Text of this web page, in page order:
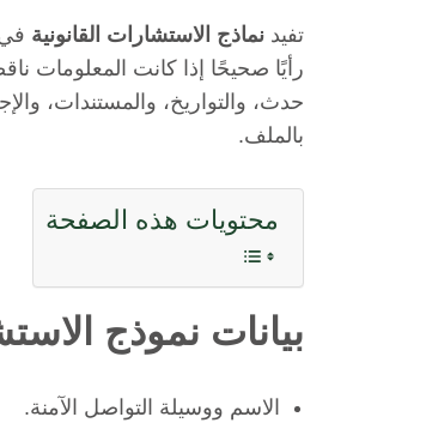
تفيد نماذج الاستشارات القانونية
رأيًا صحيحًا إذا كانت المعلومات
حدث، والتواريخ، والمستندات،
بالملف.
محتويات هذه الصفحة
بيانات نموذج
الاسم ووسيلة التواصل الآمنة.